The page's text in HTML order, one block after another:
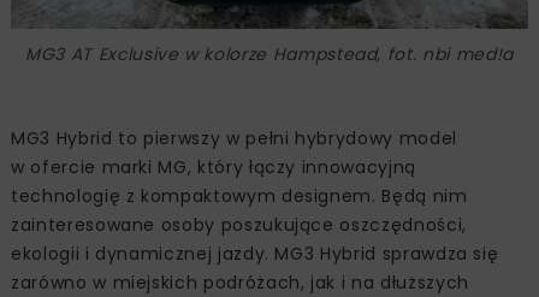
MG3 AT Exclusive w kolorze Hampstead, fot. nbi med!a
MG3 Hybrid to pierwszy w pełni hybrydowy model
w ofercie marki MG, który łączy innowacyjną
technologię z kompaktowym designem. Będą nim
zainteresowane osoby poszukujące oszczędności,
ekologii i dynamicznej jazdy. MG3 Hybrid sprawdza się
zarówno w miejskich podróżach, jak i na dłuższych